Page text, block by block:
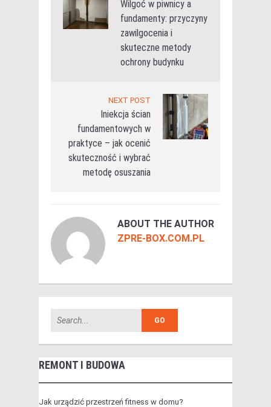
Wilgoć w piwnicy a
fundamenty: przyczyny
zawilgocenia i
skuteczne metody
ochrony budynku
NEXT POST
Iniekcja ścian
fundamentowych w
praktyce – jak ocenić
skuteczność i wybrać
metodę osuszania
ABOUT THE AUTHOR
ZPRE-BOX.COM.PL
REMONT I BUDOWA
Jak urządzić przestrzeń fitness w domu?